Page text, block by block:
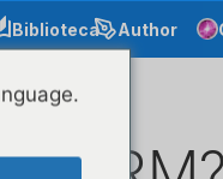
Biblioteca Author